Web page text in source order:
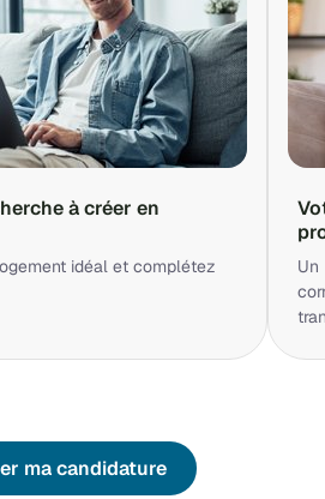
à créer en
idéal et complétez
Un
ma candidature